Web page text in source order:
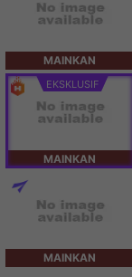
MAINKAN
EKSKLUSIF
MAINKAN
MAINKAN